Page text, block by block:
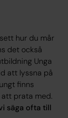
hur du mår
det också
Unga
att lyssna på
finns
prata med.
säga ofta till